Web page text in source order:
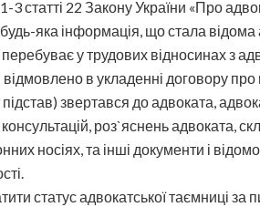
статті 22 Закону України «Про
яка інформація, що стала відома
у трудових відносинах з
відмовлено в укладенні договору
звертався до адвоката,
роз`яснень адвоката,
носіях, та інші документи і
статус адвокатської таємниці